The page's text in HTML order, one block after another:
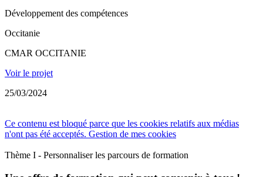
Développement des compétences
Occitanie
CMAR OCCITANIE
Voir le projet
25/03/2024
Ce contenu est bloqué parce que les cookies relatifs aux médias
n'ont pas été acceptés. Gestion de mes cookies
Thème I - Personnaliser les parcours de formation